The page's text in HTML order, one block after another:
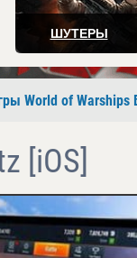
ШУТЕРЫ
World of Warships
[iOS]